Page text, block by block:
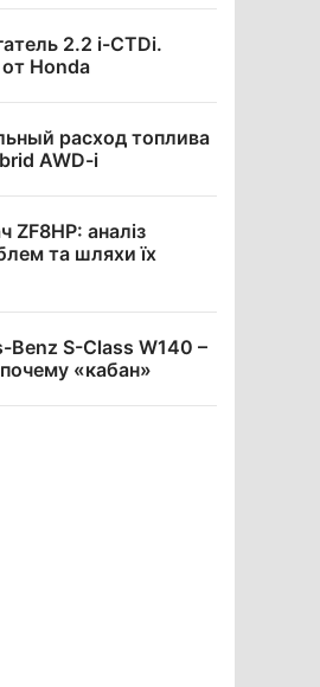
2.2 i-CTDi.
Honda
расход топлива
AWD-i
ZF8HP: аналіз
та шляхи їх
Benz S-Class W140 –
«кабан»